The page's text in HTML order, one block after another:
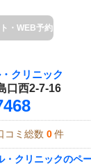
・WEB予約
クリニック
口西2-7-16
コミ総数 0 件
・クリニックのペ